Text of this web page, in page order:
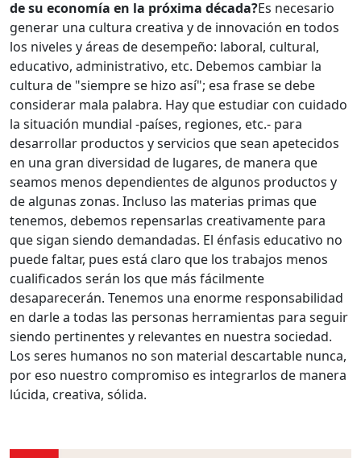
de su economía en la próxima década?Es necesario
generar una cultura creativa y de innovación en todos
los niveles y áreas de desempeño: laboral, cultural,
educativo, administrativo, etc. Debemos cambiar la
cultura de "siempre se hizo así"; esa frase se debe
considerar mala palabra. Hay que estudiar con cuidado
la situación mundial -países, regiones, etc.- para
desarrollar productos y servicios que sean apetecidos
en una gran diversidad de lugares, de manera que
seamos menos dependientes de algunos productos y
de algunas zonas. Incluso las materias primas que
tenemos, debemos repensarlas creativamente para
que sigan siendo demandadas. El énfasis educativo no
puede faltar, pues está claro que los trabajos menos
cualificados serán los que más fácilmente
desaparecerán. Tenemos una enorme responsabilidad
en darle a todas las personas herramientas para seguir
siendo pertinentes y relevantes en nuestra sociedad.
Los seres humanos no son material descartable nunca,
por eso nuestro compromiso es integrarlos de manera
lúcida, creativa, sólida.